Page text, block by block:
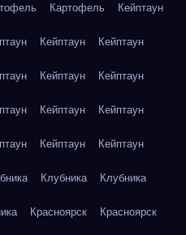
Картофель Кейптаун
Кейптаун Кейптаун
Кейптаун Кейптаун
Кейптаун Кейптаун
Кейптаун Кейптаун
Клубника Клубника
Красноярск Красноярск